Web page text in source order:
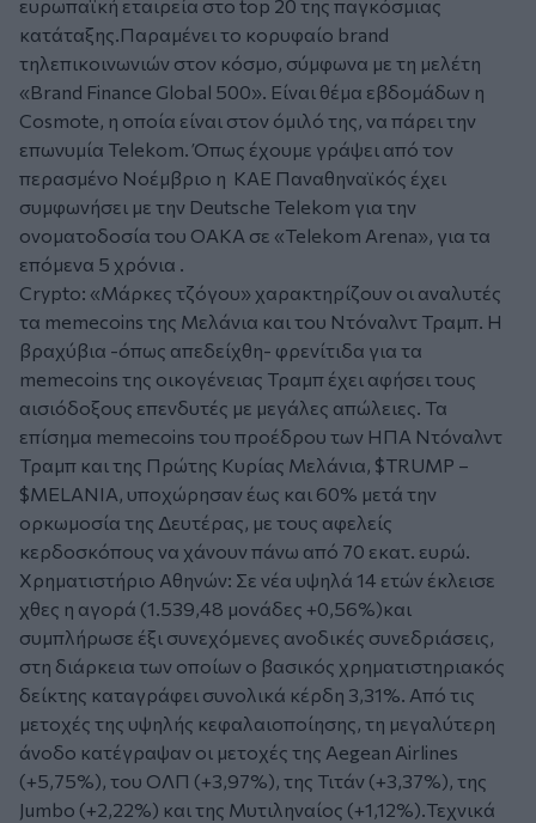
ευρωπαϊκή εταιρεία στο top 20 της παγκόσμιας
κατάταξης.Παραμένει το κορυφαίο brand
τηλεπικοινωνιών στον κόσμο, σύμφωνα με τη μελέτη
«Brand Finance Global 500». Είναι θέμα εβδομάδων η
Cosmote, η οποία είναι στον όμιλό της, να πάρει την
επωνυμία Telekom. Όπως έχουμε γράψει από τον
περασμένο Νοέμβριο η ΚΑΕ Παναθηναϊκός έχει
συμφωνήσει με την Deutsche Telekom για την
ονοματοδοσία του ΟΑΚΑ σε «Telekom Arena», για τα
επόμενα 5 χρόνια .
Crypto: «Μάρκες τζόγου» χαρακτηρίζουν οι αναλυτές
τα memecoins της Μελάνια και του Ντόναλντ Τραμπ. Η
βραχύβια -όπως απεδείχθη- φρενίτιδα για τα
memecoins της οικογένειας Τραμπ έχει αφήσει τους
αισιόδοξους επενδυτές με μεγάλες απώλειες. Τα
επίσημα memecoins του προέδρου των ΗΠΑ Ντόναλντ
Τραμπ και της Πρώτης Κυρίας Μελάνια, $TRUMP –
$MELANIA, υποχώρησαν έως και 60% μετά την
ορκωμοσία της Δευτέρας, με τους αφελείς
κερδοσκόπους να χάνουν πάνω από 70 εκατ. ευρώ.
Χρηματιστήριο Αθηνών: Σε νέα υψηλά 14 ετών έκλεισε
χθες η αγορά (1.539,48 μονάδες +0,56%)και
συμπλήρωσε έξι συνεχόμενες ανοδικές συνεδριάσεις,
στη διάρκεια των οποίων ο βασικός χρηματιστηριακός
δείκτης καταγράφει συνολικά κέρδη 3,31%. Από τις
μετοχές της υψηλής κεφαλαιοποίησης, τη μεγαλύτερη
άνοδο κατέγραψαν οι μετοχές της Aegean Airlines
(+5,75%), του ΟΛΠ (+3,97%), της Τιτάν (+3,37%), της
Jumbo (+2,22%) και της Μυτιληναίος (+1,12%).Τεχνικά